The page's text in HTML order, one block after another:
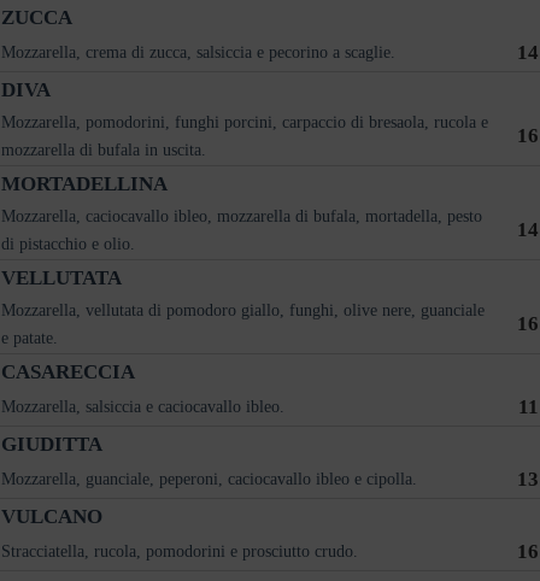
ZUCCA
Mozzarella, crema di zucca, salsiccia e pecorino a scaglie.
14
DIVA
Mozzarella, pomodorini, funghi porcini, carpaccio di bresaola, rucola e
mozzarella di bufala in uscita.
16
MORTADELLINA
Mozzarella, caciocavallo ibleo, mozzarella di bufala, mortadella, pesto
di pistacchio e olio.
14
VELLUTATA
Mozzarella, vellutata di pomodoro giallo, funghi, olive nere, guanciale
e patate.
16
CASARECCIA
Mozzarella, salsiccia e caciocavallo ibleo.
11
GIUDITTA
Mozzarella, guanciale, peperoni, caciocavallo ibleo e cipolla.
13
VULCANO
Stracciatella, rucola, pomodorini e prosciutto crudo. 16